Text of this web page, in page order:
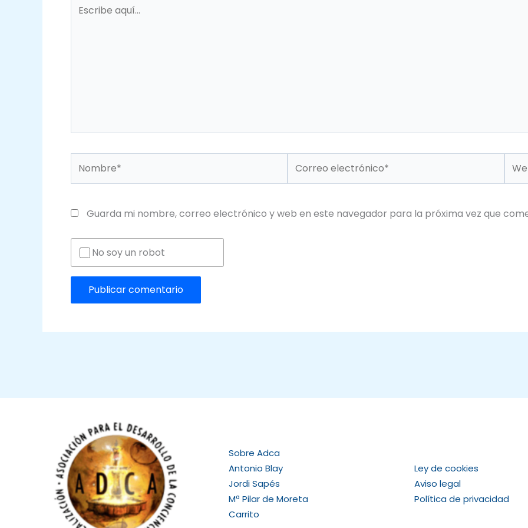
aquí...
electrónico*
Guarda mi nombre, correo electrónico y web en este navegador para la próxima vez que
No soy un robot
Sobre Adca
Antonio Blay
Jordi Sapés
Mª Pilar de Moreta
Carrito
Ley de cookies
Aviso legal
Política de privacidad